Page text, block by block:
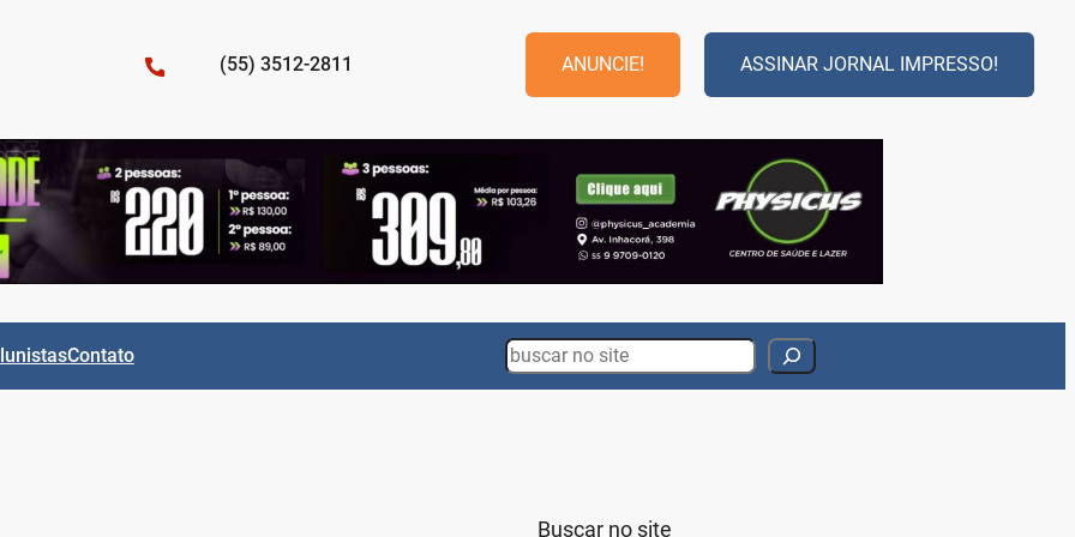
(55) 3512-2811 ANUNCIE! ASSINAR JORNAL IMPRESSO!
Contato Search
Buscar no site